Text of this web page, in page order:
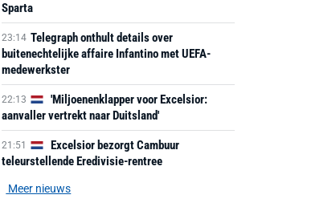
Sparta
23:14 Telegraph onthult details over
buitenechtelijke affaire Infantino met UEFA-
medewerkster
22:13
'Miljoenenklapper voor Excelsior:
aanvaller vertrekt naar Duitsland'
21:51
Excelsior bezorgt Cambuur
teleurstellende Eredivisie-rentree
Meer nieuws